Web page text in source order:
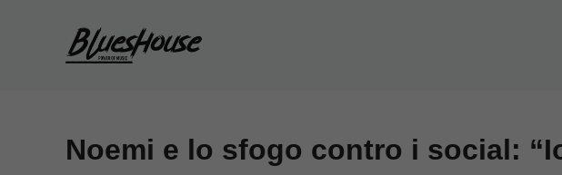
Noemi e lo sfogo contro i social: